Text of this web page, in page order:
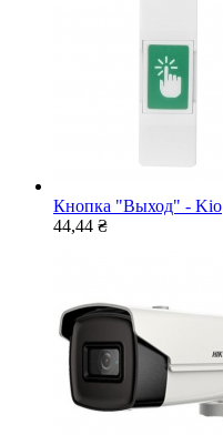
Кнопка "Выход" - Kio
44,44 ₴